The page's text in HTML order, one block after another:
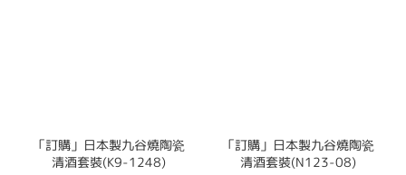
「訂購」日本製九谷燒陶瓷
清酒套裝(K9-1248)
「訂購」日本製九谷燒陶瓷
清酒套裝(N123-08)